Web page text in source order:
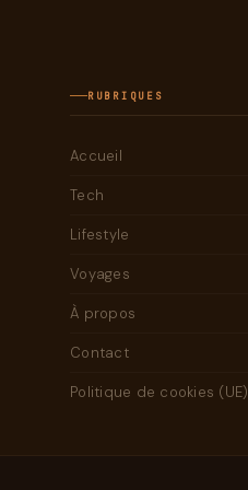
RUBRIQUES
Accueil
Tech
Lifestyle
Voyages
À propos
Contact
Politique de cookies (UE)